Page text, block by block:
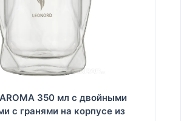
350 мл с двойными
с гранями на корпусе из